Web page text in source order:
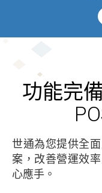
功能完
世通為您提供全
案，改善營運效
心應手。